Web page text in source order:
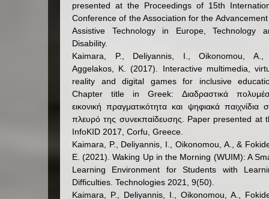
presented at the Proceedings of 15th
Conference of the Association for the
Assistive Technology in Europe, Technology
Disability.
Kaimara, P., Deliyannis, I., Oikonomou,
Aggelakos, K. (2017). Interactive multimedia,
reality and digital games for inclusive
Chapter title in Greek: Διαδραστικά
εικονική πραγματικότητα και ψηφιακά παιχνίδια
πλευρό της συνεκπαίδευσης. Paper presented at
InfoKID 2017, Corfu, Greece.
Kaimara, P., Deliyannis, I., Oikonomou, A., &
E. (2021). Waking Up in the Morning (WUIM): A
Learning Environment for Students with
Difficulties. Technologies 2021, 9(50).
Kaimara, P., Deliyannis, I., Oikonomou, A.,